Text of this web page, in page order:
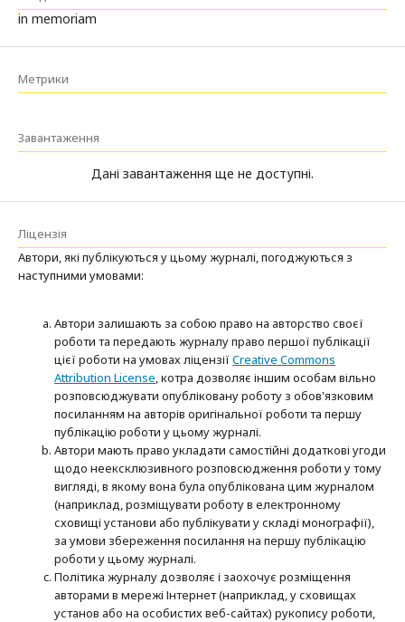
in memoriam
Метрики
Завантаження
Дані завантаження ще не доступні.
Ліцензія
Автори, які публікуються у цьому журналі, погоджуються з
наступними умовами:
Автори залишають за собою право на авторство своєї
роботи та передають журналу право першої публікації
цієї роботи на умовах ліцензії Creative Commons
Attribution License, котра дозволяє іншим особам вільно
розповсюджувати опубліковану роботу з обов'язковим
посиланням на авторів оригінальної роботи та першу
публікацію роботи у цьому журналі.
Автори мають право укладати самостійні додаткові угоди
щодо неексклюзивного розповсюдження роботи у тому
вигляді, в якому вона була опублікована цим журналом
(наприклад, розміщувати роботу в електронному
сховищі установи або публікувати у складі монографії),
за умови збереження посилання на першу публікацію
роботи у цьому журналі.
Політика журналу дозволяє і заохочує розміщення
авторами в мережі Інтернет (наприклад, у сховищах
установ або на особистих веб-сайтах) рукопису роботи,